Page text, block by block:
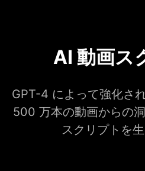
AI 動画ス
GPT-4 によって強化さ
500 万本の動画からの
スクリプトを生